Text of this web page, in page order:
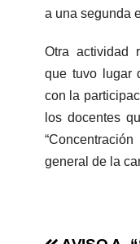
a una segunda
Otra actividad
que tuvo lugar
con la
los docentes
general de la